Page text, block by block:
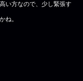
い方なので、少し緊張す
ね。